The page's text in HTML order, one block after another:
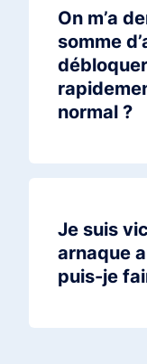
On m’a
somme
normal ?
Je suis
arnaque
puis-je